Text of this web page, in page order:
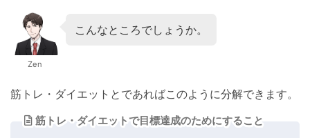
Zen
こんなところでしょうか。
筋トレ・ダイエットとであればこのように分解できます。
筋トレ・ダイエットで目標達成のためにすること